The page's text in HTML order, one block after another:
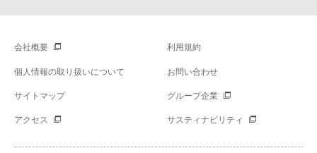
会社概要 利用規約
個人情報の取り扱いについて お問い合わせ
サイトマップ グループ企業
アクセス サスティナビリティ